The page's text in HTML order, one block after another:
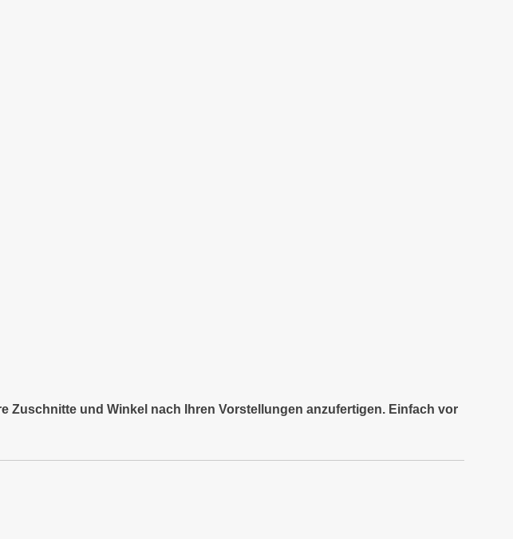
Zuschnitte und Winkel nach Ihren Vorstellungen anzufertigen. Einfach vor